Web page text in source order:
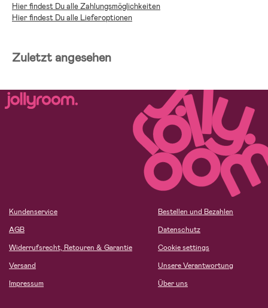
Hier findest Du alle Zahlungsmöglichkeiten
Hier findest Du alle Lieferoptionen
Zuletzt angesehen
Kundenservice
AGB
Widerrufsrecht, Retouren & Garantie
Versand
Impressum
Bestellen und Bezahlen
Datenschutz
Cookie settings
Unsere Verantwortung
Über uns